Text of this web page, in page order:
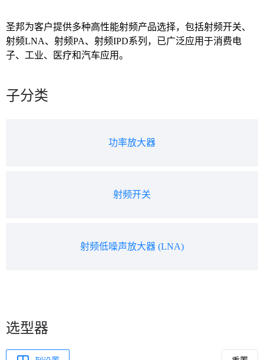
圣邦为客户提供多种高性能射频产品选择，包括射频开关、
射频LNA、射频PA、射频IPD系列，已广泛应用于消费电
子、工业、医疗和汽车应用。
子分类
功率放大器
射频开关
射频低噪声放大器 (LNA)
选型器